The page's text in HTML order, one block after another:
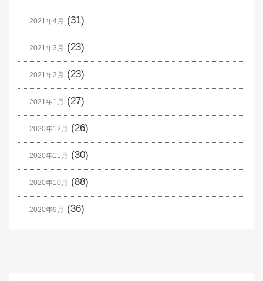
2021年4月 (31)
2021年3月 (23)
2021年2月 (23)
2021年1月 (27)
2020年12月 (26)
2020年11月 (30)
2020年10月 (88)
2020年9月 (36)